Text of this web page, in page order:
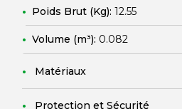
Poids Brut (Kg): 12.55
Volume (m³): 0.082
Matériaux
Protection et Sécurité